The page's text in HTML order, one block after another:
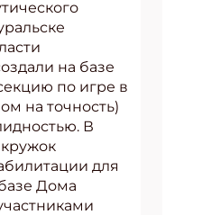
на базе
по игре в
на точность)
В
для
Дома